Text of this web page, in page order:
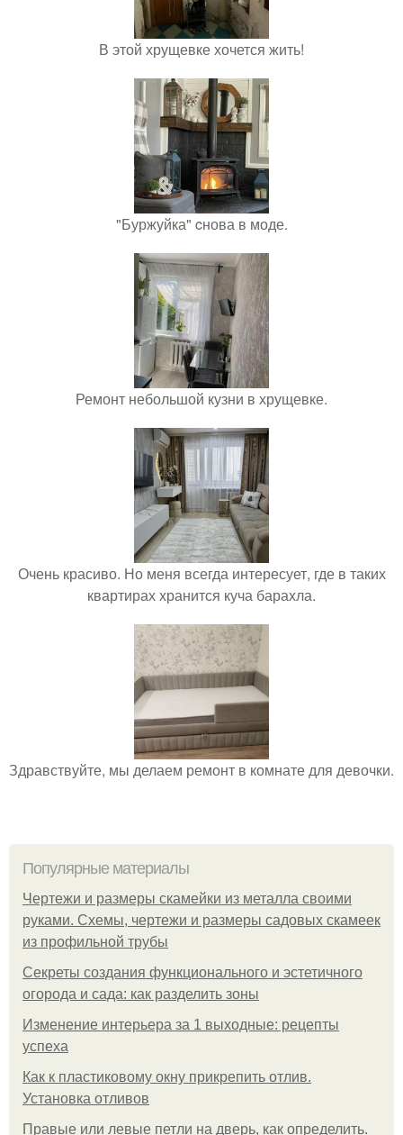
В этой хрущевке хочется жить!
"Буржуйка" cнова в моде.
Ремонт небольшой кузни в хрущевке.
Очень красиво. Но меня всегда интересует, где в таких
квартирах хранится куча барахла.
Здравствуйте, мы делаем ремонт в комнате для девочки.
Популярные материалы
Чертежи и размеры скамейки из металла своими
руками. Схемы, чертежи и размеры садовых скамеек
из профильной трубы
Секреты создания функционального и эстетичного
огорода и сада: как разделить зоны
Изменение интерьера за 1 выходные: рецепты
успеха
Как к пластиковому окну прикрепить отлив.
Установка отливов
Правые или левые петли на дверь, как определить.